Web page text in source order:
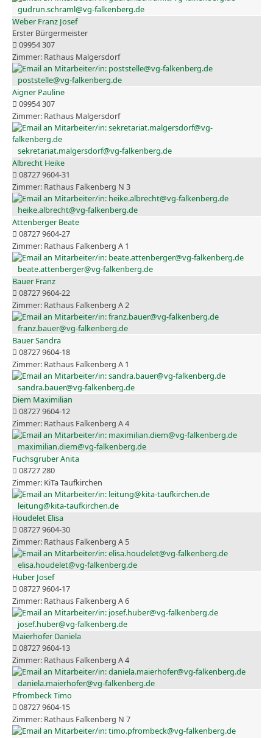
gudrun.schraml@vg-falkenberg.de
Weber Franz Josef
Erster Bürgermeister
09954 307
Rathaus Malgersdorf
poststelle@vg-falkenberg.de
Aigner Pauline
09954 307
Rathaus Malgersdorf
sekretariat.malgersdorf@vg-falkenberg.de
Albrecht Heike
08727 9604-31
Rathaus Falkenberg N 3
heike.albrecht@vg-falkenberg.de
Attenberger Beate
08727 9604-27
Rathaus Falkenberg A 1
beate.attenberger@vg-falkenberg.de
Bauer Franz
08727 9604-22
Rathaus Falkenberg A 2
franz.bauer@vg-falkenberg.de
Bauer Sandra
08727 9604-18
Rathaus Falkenberg A 1
sandra.bauer@vg-falkenberg.de
Diem Maximilian
08727 9604-12
Rathaus Falkenberg A 4
maximilian.diem@vg-falkenberg.de
Fuchsgruber Anita
08727 280
KiTa Taufkirchen
leitung@kita-taufkirchen.de
Houdelet Elisa
08727 9604-30
Rathaus Falkenberg A 5
elisa.houdelet@vg-falkenberg.de
Huber Josef
08727 9604-17
Rathaus Falkenberg A 6
josef.huber@vg-falkenberg.de
Maierhofer Daniela
08727 9604-13
Rathaus Falkenberg A 4
daniela.maierhofer@vg-falkenberg.de
Pfrombeck Timo
08727 9604-15
Rathaus Falkenberg N 7